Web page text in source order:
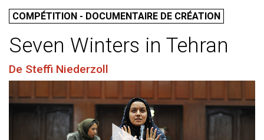
COMPÉTITION - DOCUMENTAIRE DE CRÉATION
Seven Winters in Tehran
De Steffi Niederzoll